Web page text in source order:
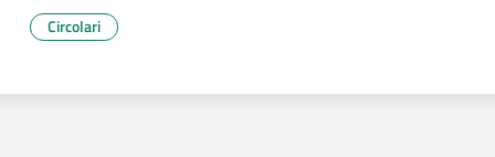
Circolari